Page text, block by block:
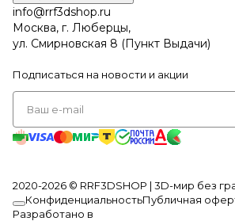
info@rrf3dshop.ru
Москва, г. Люберцы,
ул. Смирновская 8 (Пункт Выдачи)
Подписаться на новости и акции
2020-2026 © RRF3DSHOP | 3D-мир без
КонфиденциальностьПубличная
Разработано в